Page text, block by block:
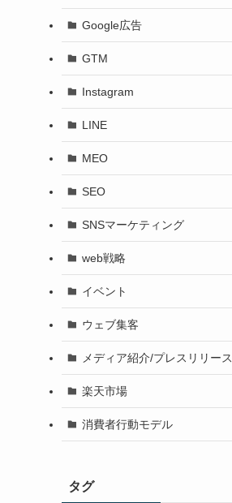
Google広告
GTM
Instagram
LINE
MEO
SEO
SNSマーケティング
web戦略
イベント
ウェブ集客
メディア紹介/プレスリリース
楽天市場
消費者行動モデル
タグ